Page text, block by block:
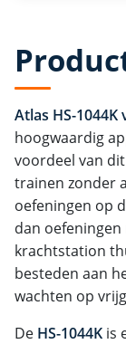
Atlas HS-
hoogwaardig
voordeel van
trainen zonder
oefeningen op
dan
krachtstation
besteden aan
wachten op
De HS-1044K is